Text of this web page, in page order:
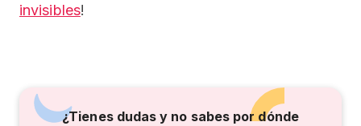
invisibles!
¿Tienes dudas y no sabes por dónde